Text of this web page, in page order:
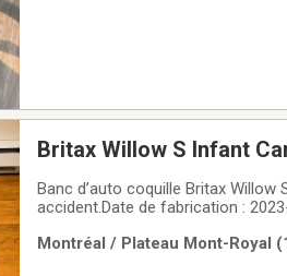
Britax Willow S Infant
Banc d’auto coquille Britax Willow
accident.Date de fabrication :
savoir si vous avez
Montréal / Plateau Mont-Royal